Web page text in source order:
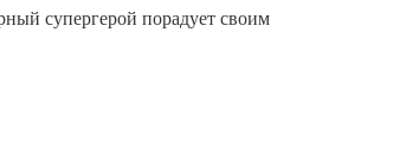
супергерой порадует своим